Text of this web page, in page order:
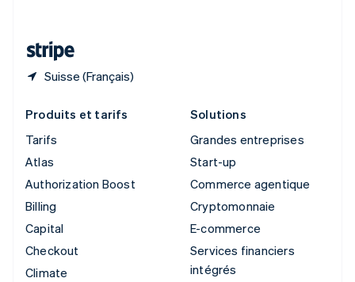
Suisse (Français)
Produits et tarifs
Tarifs
Atlas
Authorization Boost
Billing
Capital
Checkout
Climate
Solutions
Grandes entreprises
Start-up
Commerce agentique
Cryptomonnaie
E-commerce
Services financiers
intégrés